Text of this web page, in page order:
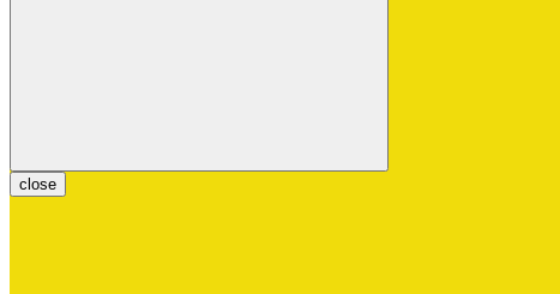
close